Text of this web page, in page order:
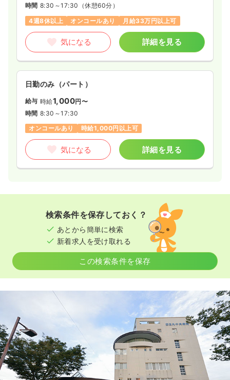
時間 8:30～17:30
オンコールあり
ブランク可 時給1,500円以上可
気になる 詳細を見る
時間 8:30～17:30 （休憩60分）
4週8休以上
オンコールあり 月給33万円以上可
気になる 詳細を見る
日勤のみ（パート）
給与 時給1,000円〜
時間 8:30～17:30
オンコールあり
時給1,000円以上可
気になる 詳細を見る
検索条件を保存しておく？
あとから簡単に検索
新着求人を受け取れる
この検索条件を保存